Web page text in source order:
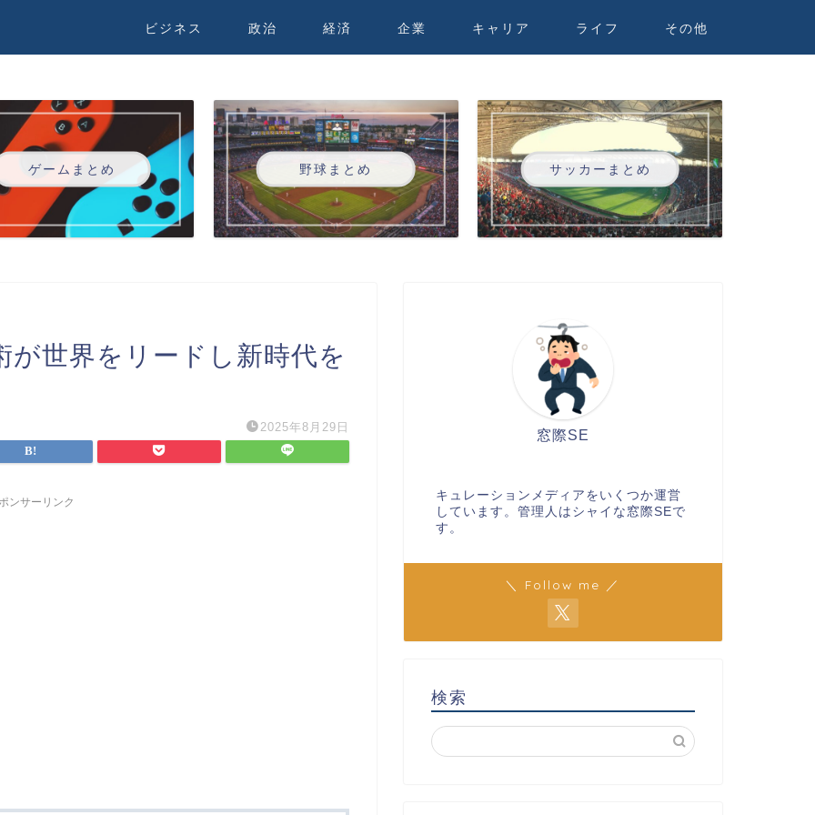
ビジネス 政治 経済 企業 キャリア ライフ その他
ゲームまとめ 野球まとめ サッカーまとめ
が世界をリードし新時代を
2025年8月29日
ンサーリンク
窓際SE
キュレーションメディアをいくつか運営
しています。管理人はシャイな窓際SEで
す。
＼ Follow me ／
検索